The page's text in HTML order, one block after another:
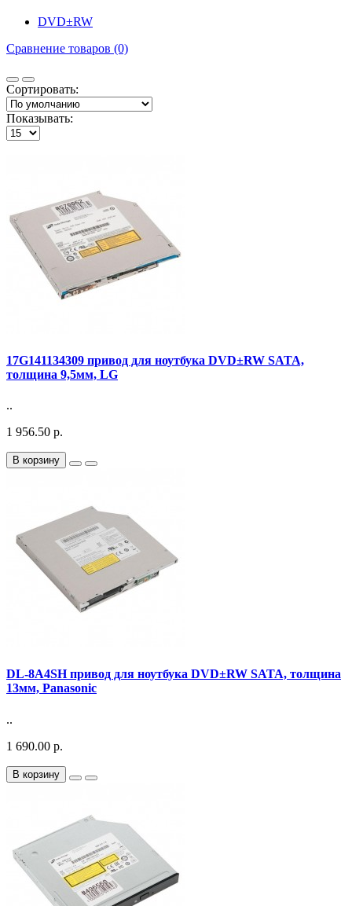
DVD±RW
Сравнение товаров (0)
Сортировать:
Показывать:
17G141134309 привод для ноутбука DVD±RW SATA,
толщина 9,5мм, LG
..
1 956.50 р.
В корзину
DL-8A4SH привод для ноутбука DVD±RW SATA, толщина
13мм, Panasonic
..
1 690.00 р.
В корзину